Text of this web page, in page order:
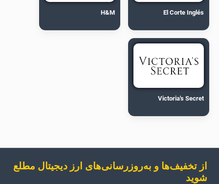
El Corte Inglés
H&M
Victoria's Secret
از تخفیف‌ها و به‌روزرسانی‌های ارز دیجیتال مطلع
شوید